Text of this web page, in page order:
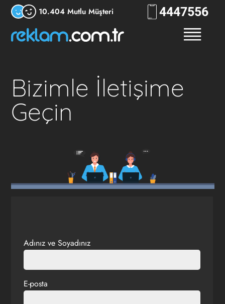
10.404 Mutlu Müşteri 4447556
Bizimle İletişime
Geçin
Adınız ve Soyadınız
E-posta